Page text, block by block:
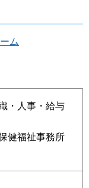
ム
・人事・給与
健福祉事務所